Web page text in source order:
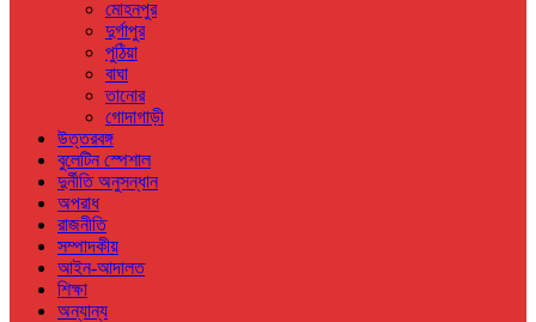
মোহনপুর
দুর্গাপুর
পুঠিয়া
বাঘা
তানোর
গোদাগাড়ী
উত্তরবঙ্গ
বুলেটিন স্পেশাল
দুর্নীতি অনুসন্ধান
অপরাধ
রাজনীতি
সম্পাদকীয়
আইন-আদালত
শিক্ষা
অন্যান্য